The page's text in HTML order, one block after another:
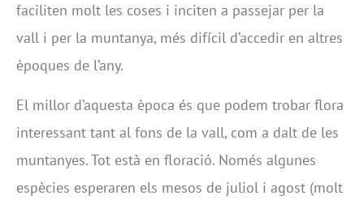
faciliten molt les coses i inciten a passejar per la
vall i per la muntanya, més difícil d’accedir en altres
èpoques de l’any.
El millor d’aquesta època és que podem trobar flora
interessant tant al fons de la vall, com a dalt de les
muntanyes. Tot està en floració. Només algunes
espècies esperaren els mesos de juliol i agost (molt